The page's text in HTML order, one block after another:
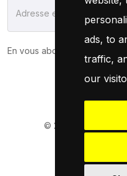
ads, to
traffic,
our
En vous abonnant, vous
© 2026